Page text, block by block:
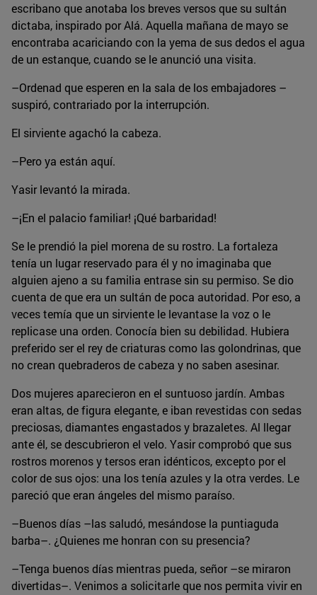
escribano que anotaba los breves versos que su sultán
dictaba, inspirado por Alá. Aquella mañana de mayo se
encontraba acariciando con la yema de sus dedos el agua
de un estanque, cuando se le anunció una visita.
–Ordenad que esperen en la sala de los embajadores –
suspiró, contrariado por la interrupción.
El sirviente agachó la cabeza.
–Pero ya están aquí.
Yasir levantó la mirada.
–¡En el palacio familiar! ¡Qué barbaridad!
Se le prendió la piel morena de su rostro. La fortaleza
tenía un lugar reservado para él y no imaginaba que
alguien ajeno a su familia entrase sin su permiso. Se dio
cuenta de que era un sultán de poca autoridad. Por eso, a
veces temía que un sirviente le levantase la voz o le
replicase una orden. Conocía bien su debilidad. Hubiera
preferido ser el rey de criaturas como las golondrinas, que
no crean quebraderos de cabeza y no saben asesinar.
Dos mujeres aparecieron en el suntuoso jardín. Ambas
eran altas, de figura elegante, e iban revestidas con sedas
preciosas, diamantes engastados y brazaletes. Al llegar
ante él, se descubrieron el velo. Yasir comprobó que sus
rostros morenos y tersos eran idénticos, excepto por el
color de sus ojos: una los tenía azules y la otra verdes. Le
pareció que eran ángeles del mismo paraíso.
–Buenos días –las saludó, mesándose la puntiaguda
barba–. ¿Quienes me honran con su presencia?
–Tenga buenos días mientras pueda, señor –se miraron
divertidas–. Venimos a solicitarle que nos permita vivir en